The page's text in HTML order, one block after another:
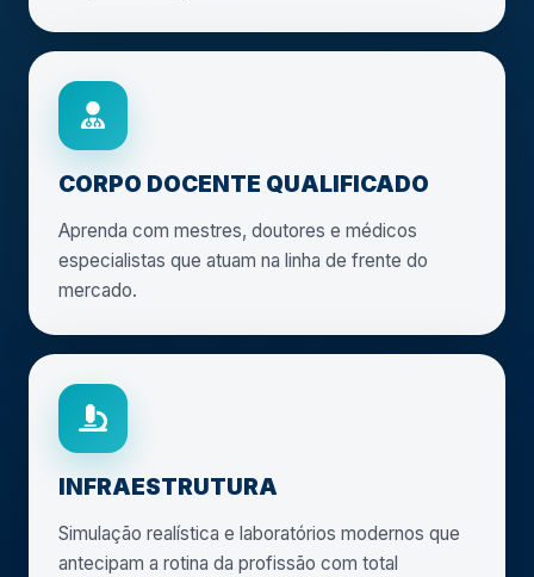
CORPO DOCENTE QUALIFICADO
Aprenda com mestres, doutores e médicos
especialistas que atuam na linha de frente do
mercado.
INFRAESTRUTURA
Simulação realística e laboratórios modernos que
antecipam a rotina da profissão com total